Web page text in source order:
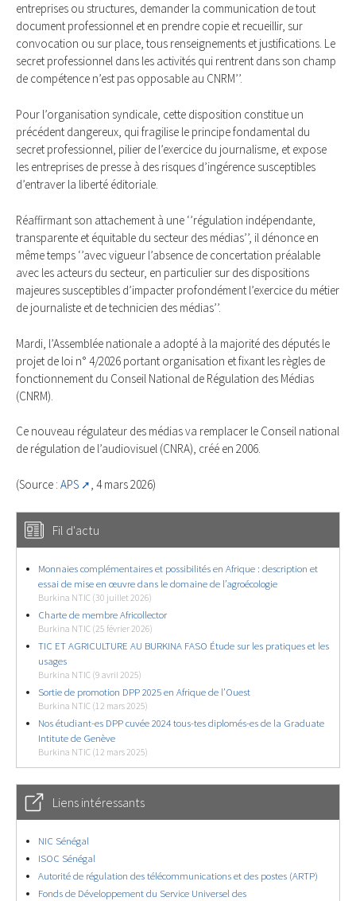
entreprises ou structures, demander la communication de tout
document professionnel et en prendre copie et recueillir, sur
convocation ou sur place, tous renseignements et justifications. Le
secret professionnel dans les activités qui rentrent dans son champ
de compétence n’est pas opposable au CNRM’’.
Pour l’organisation syndicale, cette disposition constitue un
précédent dangereux, qui fragilise le principe fondamental du
secret professionnel, pilier de l’exercice du journalisme, et expose
les entreprises de presse à des risques d’ingérence susceptibles
d’entraver la liberté éditoriale.
Réaffirmant son attachement à une ‘’régulation indépendante,
transparente et équitable du secteur des médias’’, il dénonce en
même temps ‘’avec vigueur l’absence de concertation préalable
avec les acteurs du secteur, en particulier sur des dispositions
majeures susceptibles d’impacter profondément l’exercice du métier
de journaliste et de technicien des médias’’.
Mardi, l’Assemblée nationale a adopté à la majorité des députés le
projet de loi n° 4/2026 portant organisation et fixant les règles de
fonctionnement du Conseil National de Régulation des Médias
(CNRM).
Ce nouveau régulateur des médias va remplacer le Conseil national
de régulation de l’audiovisuel (CNRA), créé en 2006.
(Source : APS , 4 mars 2026)
Fil d'actu
Monnaies complémentaires et possibilités en Afrique : description et
essai de mise en œuvre dans le domaine de l’agroécologie
Burkina NTIC (30 juillet 2026)
Charte de membre Africollector
Burkina NTIC (25 février 2026)
TIC ET AGRICULTURE AU BURKINA FASO Étude sur les pratiques et les
usages
Burkina NTIC (9 avril 2025)
Sortie de promotion DPP 2025 en Afrique de l’Ouest
Burkina NTIC (12 mars 2025)
Nos étudiant-es DPP cuvée 2024 tous-tes diplomés-es de la Graduate
Intitute de Genève
Burkina NTIC (12 mars 2025)
Liens intéressants
NIC Sénégal
ISOC Sénégal
Autorité de régulation des télécommunications et des postes (ARTP)
Fonds de Développement du Service Universel des